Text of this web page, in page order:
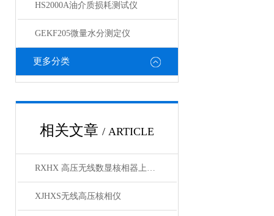
HS2000A油介质损耗测试仪
GEKF205微量水分测定仪
更多分类
相关文章 / ARTICLE
RXHX 高压无线数显核相器上海徐吉电气
XJHXS无线高压核相仪